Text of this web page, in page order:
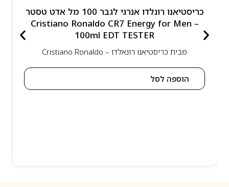
כריסטיאנו רונלדו אנרגי לגבר 100 מל אדט טסטר
– Cristiano Ronaldo CR7 Energy for Men
100ml EDT TESTER
מבית כריסטיאנו רונאלדו – Cristiano Ronaldo
הוספה לסל